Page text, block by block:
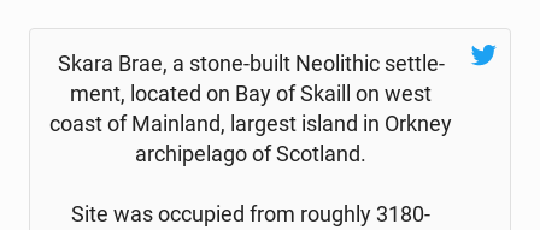
Skara Brae, a stone-built Neo­li­thic set­tle­
ment, located on Bay of Skaill on west
coast of Ma­in­land, largest island in Orkney
ar­chi­pe­la­go of Sco­tland.
Site was oc­cu­pied from roughly 3180-